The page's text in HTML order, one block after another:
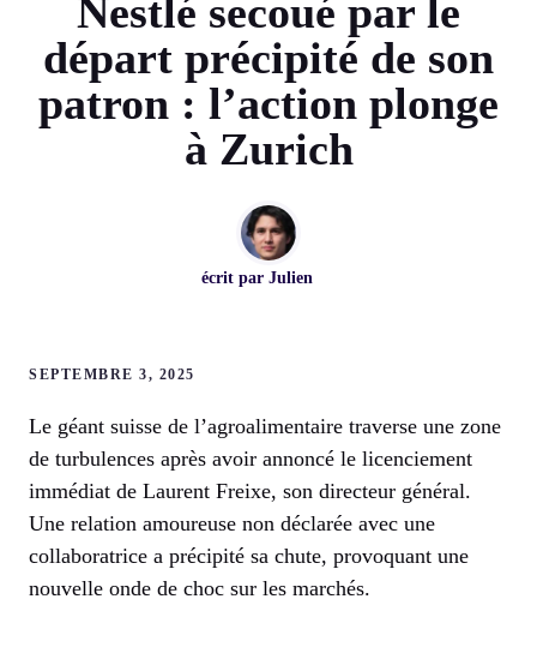
Nestlé secoué par le
départ précipité de son
patron : l’action plonge
à Zurich
écrit par Julien
SEPTEMBRE 3, 2025
Le géant suisse de l’agroalimentaire traverse une zone
de turbulences après avoir annoncé le licenciement
immédiat de Laurent Freixe, son directeur général.
Une relation amoureuse non déclarée avec une
collaboratrice a précipité sa chute, provoquant une
nouvelle onde de choc sur les marchés.